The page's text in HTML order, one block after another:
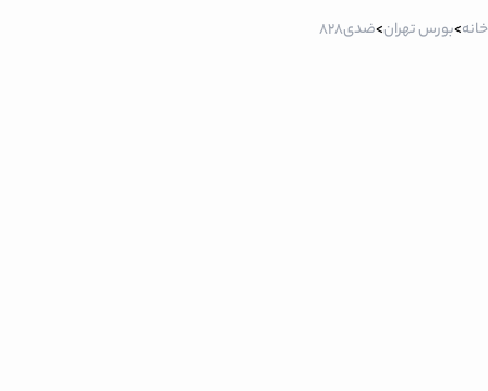
خانه>بورس تهران>ضدی828